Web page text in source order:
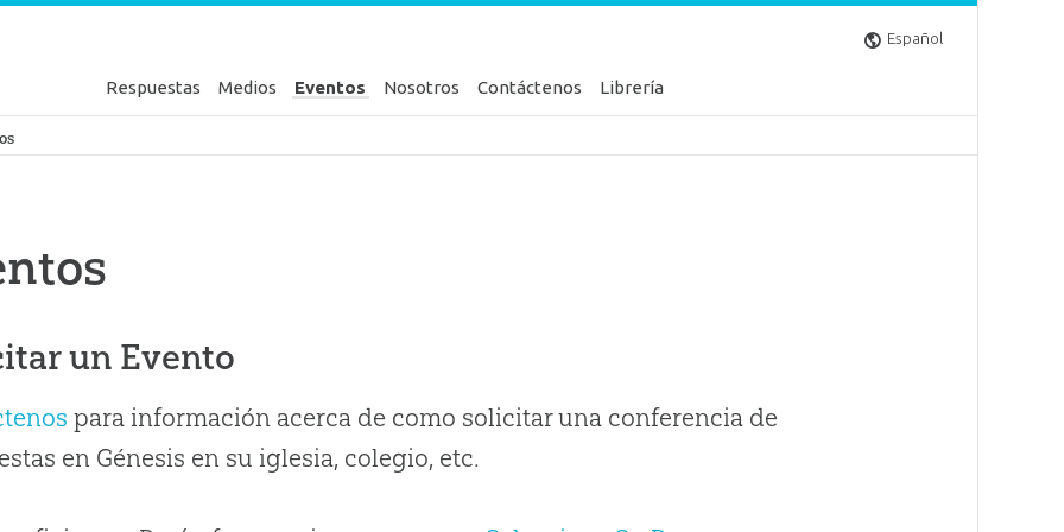
Español
Respuestas Medios Eventos Nosotros Contáctenos Librería
Génesis
un Evento
para información acerca de como solicitar una conferencia de
en Génesis en su iglesia, colegio, etc.